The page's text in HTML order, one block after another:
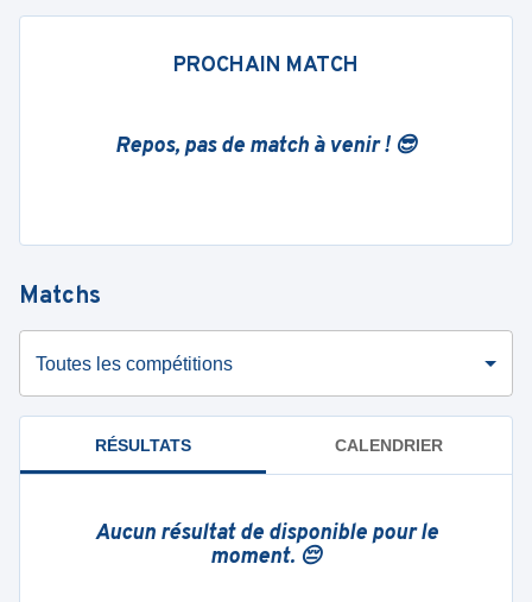
PROCHAIN MATCH
Repos, pas de match à venir ! 😎
Matchs
Toutes les compétitions
RÉSULTATS CALENDRIER
Aucun résultat de disponible pour le
moment. 😔